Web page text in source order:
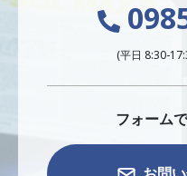
(平日 8:30-
フォーム